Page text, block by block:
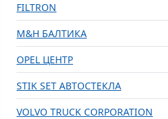
FILTRON
M&H БАЛТИКА
OPEL ЦЕНТР
STIK SET АВТОСТЕКЛА
VOLVO TRUCK CORPORATION